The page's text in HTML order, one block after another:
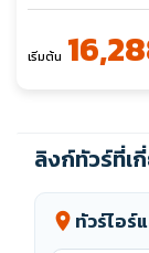
เริ่มต้น
ลิงก์ทัวร์ที่เ
location_on ทัวร์ไอร์